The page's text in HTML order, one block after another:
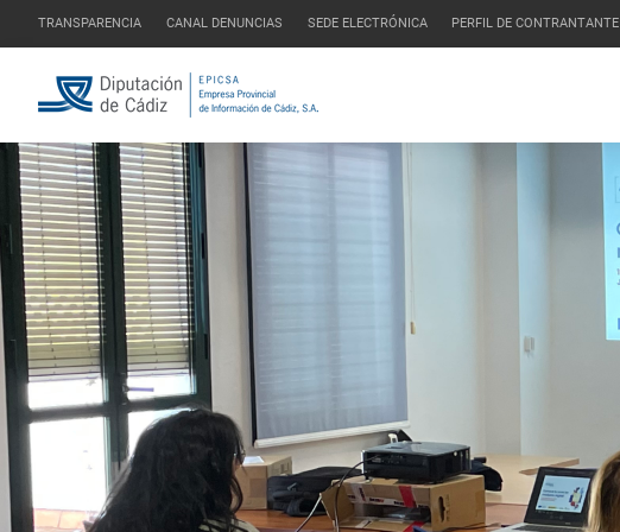
TRANSPARENCIA CANAL DENUNCIAS SEDE ELECTRÓNICA PERFIL DE CONTRANTANTE